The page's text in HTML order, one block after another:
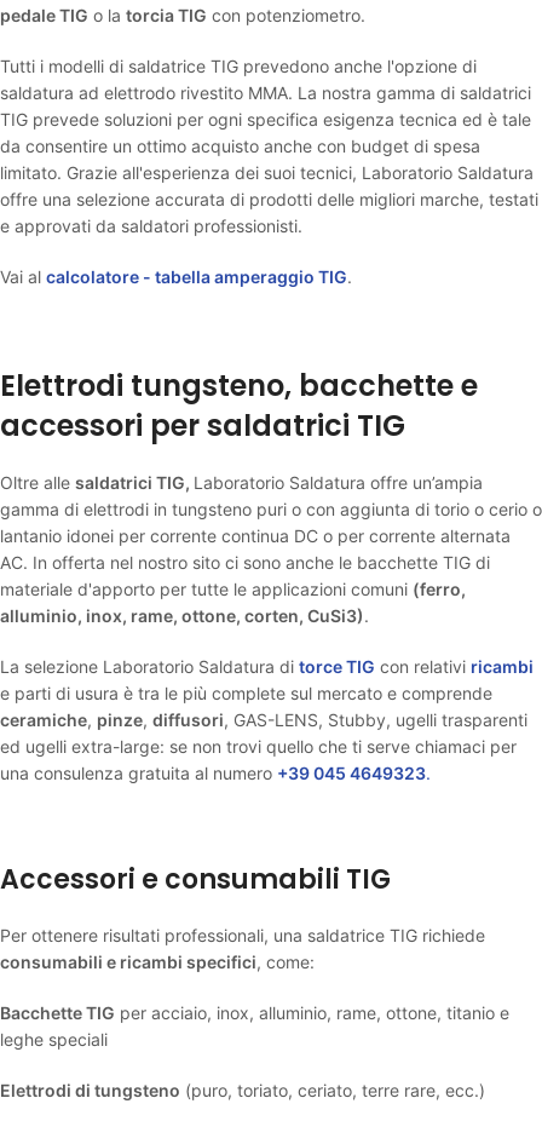
pedale TIG o la torcia TIG con potenziometro.
Tutti i modelli di saldatrice TIG prevedono anche l'opzione di
saldatura ad elettrodo rivestito MMA. La nostra gamma di saldatrici
TIG prevede soluzioni per ogni specifica esigenza tecnica ed è tale
da consentire un ottimo acquisto anche con budget di spesa
limitato. Grazie all'esperienza dei suoi tecnici, Laboratorio Saldatura
offre una selezione accurata di prodotti delle migliori marche, testati
e approvati da saldatori professionisti.
Vai al calcolatore - tabella amperaggio TIG.
Elettrodi tungsteno, bacchette e
accessori per saldatrici TIG
Oltre alle saldatrici TIG, Laboratorio Saldatura offre un’ampia
gamma di elettrodi in tungsteno puri o con aggiunta di torio o cerio o
lantanio idonei per corrente continua DC o per corrente alternata
AC. In offerta nel nostro sito ci sono anche le bacchette TIG di
materiale d'apporto per tutte le applicazioni comuni (ferro,
alluminio, inox, rame, ottone, corten, CuSi3).
La selezione Laboratorio Saldatura di torce TIG con relativi ricambi
e parti di usura è tra le più complete sul mercato e comprende
ceramiche, pinze, diffusori, GAS-LENS, Stubby, ugelli trasparenti
ed ugelli extra-large: se non trovi quello che ti serve chiamaci per
una consulenza gratuita al numero +39045 4649323.
Accessori e consumabili TIG
Per ottenere risultati professionali, una saldatrice TIG richiede
consumabili e ricambi specifici, come:
Bacchette TIG per acciaio, inox, alluminio, rame, ottone, titanio e
leghe speciali
Elettrodi di tungsteno (puro, toriato, ceriato, terre rare, ecc.)